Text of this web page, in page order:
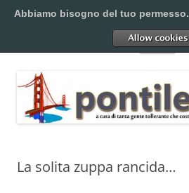
al
Pontilex
Menu
La solita zuppa rancida…
Abbiamo bisogno del tuo permesso.